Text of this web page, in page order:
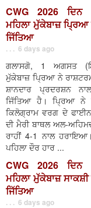
CWG 2026 ਦਿਨ
ਮਹਿਲਾ ਮੁੱਕੇਬਾਜ਼
ਜਿੱਤਿਆ
. . . 6 days ago
ਗਲਾਸਗੋ, 1 ਅਗਸਤ
ਮੁੱਕੇਬਾਜ਼ ਪ੍ਰਿਆ ਨੇ
ਸ਼ਾਨਦਾਰ ਪ੍ਰਦਰਸ਼ਨ
ਜਿੱਤਿਆ ਹੈ। ਪ੍ਰਿਆ ਨੇ
ਕਿਲੋਗ੍ਰਾਮ ਵਰਗ ਦੇ
ਦੀ ਮੈਰੀ ਬਾਥਲ ਅਲ-
ਰਾਹੀਂ 4-1 ਨਾਲ
ਪਹਿਲਾ ਦੌਰ ਹਾਰ ...
CWG 2026 ਦਿਨ
ਮਹਿਲਾ ਮੁੱਕੇਬਾਜ਼
ਜਿੱਤਿਆ
. . . 6 days ago